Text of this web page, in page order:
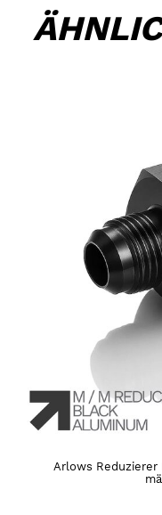
Arlows Reduzierer